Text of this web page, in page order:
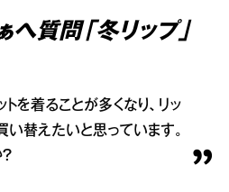
質問「冬リップ」
トを着ることが多くなり、リッ
い替えたいと思っています。